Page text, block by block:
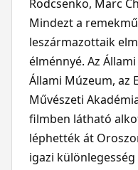
Rodcsenko, Marc
Mindezt a
leszármazottaik
élménnyé. Az
Állami Múzeum, az
Művészeti
filmben látható
léphették át
igazi